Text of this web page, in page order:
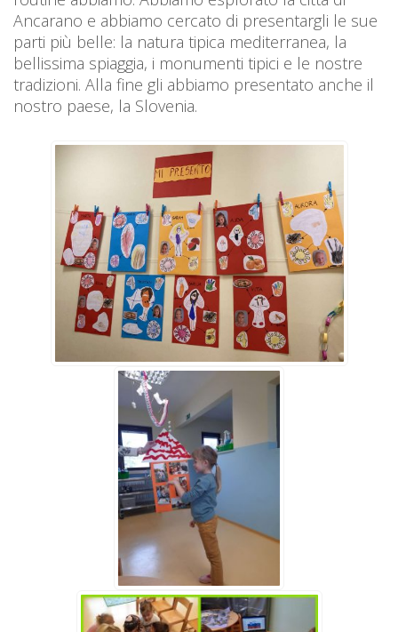
Ancarano e abbiamo cercato di presentargli le sue
parti più belle: la natura tipica mediterranea, la
bellissima spiaggia, i monumenti tipici e le nostre
tradizioni. Alla fine gli abbiamo presentato anche il
nostro paese, la Slovenia.